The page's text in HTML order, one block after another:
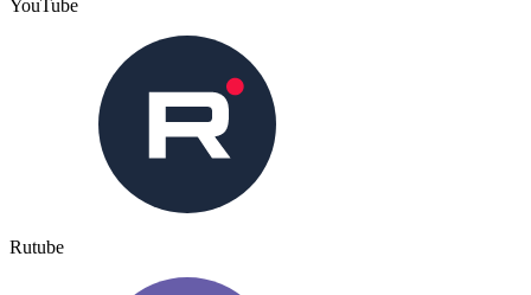
YouTube
Rutube